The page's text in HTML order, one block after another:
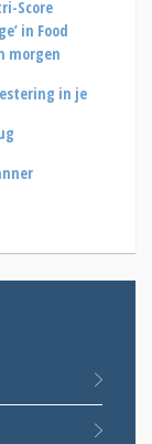
Score
in Food
morgen
in je